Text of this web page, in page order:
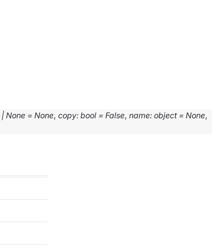
| None = None, copy: bool = False, name: object = None,